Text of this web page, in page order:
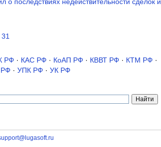
последствиях недействительности сделок и
РФ · КАС РФ · КоАП РФ · КВВТ РФ · КТМ РФ ·
· УПК РФ · УК РФ